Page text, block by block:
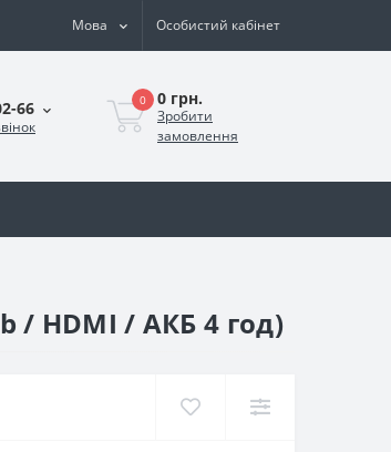
Мова Особистий кабінет
66 0 0 грн.
Зробити
замовлення
/ HDMI / АКБ 4 год)